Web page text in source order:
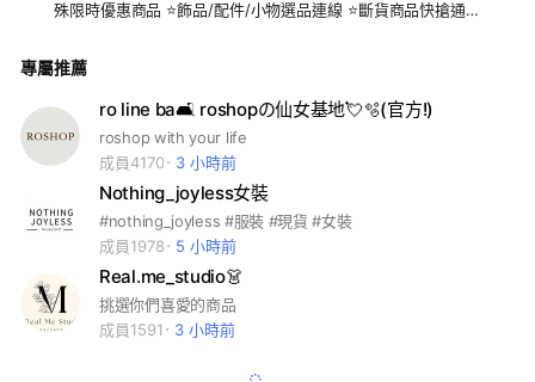
殊限時優惠商品 ⭐️飾品/配件/小物選品連線 ⭐️斷貨商品快搶通知
休息時間晚上睡前可以進來逛逛☺️ 有任何問題可以直接私訊官
專屬推薦
ro line ba🛋️ roshopの仙女基地💘🫧(官方!)
roshop with your life
成員4170
3 小時前
Nothing_joyless女裝
#nothing_joyless #服裝 #現貨 #女裝
成員1978
5 小時前
Real.me_studio👗
挑選你們喜愛的商品
成員1591
3 小時前